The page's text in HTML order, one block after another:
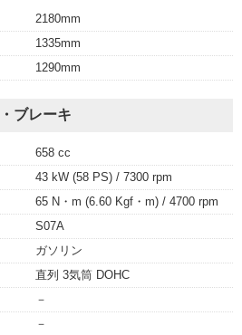
2180mm
1335mm
1290mm
ブレーキ
658 cc
43 kW (58 PS) / 7300 rpm
65 N・m (6.60 Kgf・m) / 4700 rpm
S07A
ガソリン
直列 3気筒 DOHC
－
－